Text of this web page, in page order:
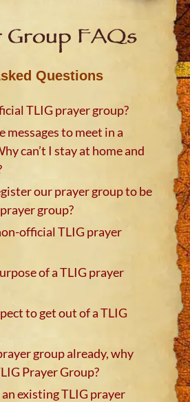
Group FAQs
Questions
TLIG prayer group?
messages to meet in a
can’t I stay at home and
our prayer group to be
group?
official TLIG prayer
of a TLIG prayer
to get out of a TLIG
group already, why
Prayer Group?
existing TLIG prayer